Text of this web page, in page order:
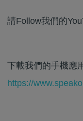
請Follow我們的
下載我們的手機應
https://